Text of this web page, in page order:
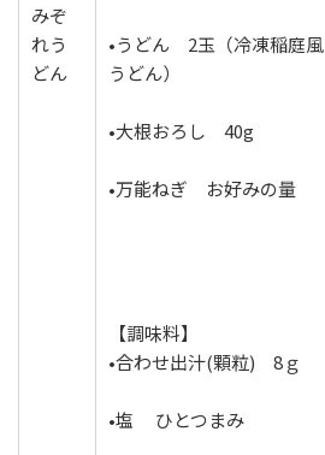
みぞ
れう
どん
•うどん 2玉（冷凍稲庭風
うどん）
•大根おろし 40g
•万能ねぎ お好みの量
【調味料】
•合わせ出汁(顆粒) 8ｇ
•塩 ひとつまみ